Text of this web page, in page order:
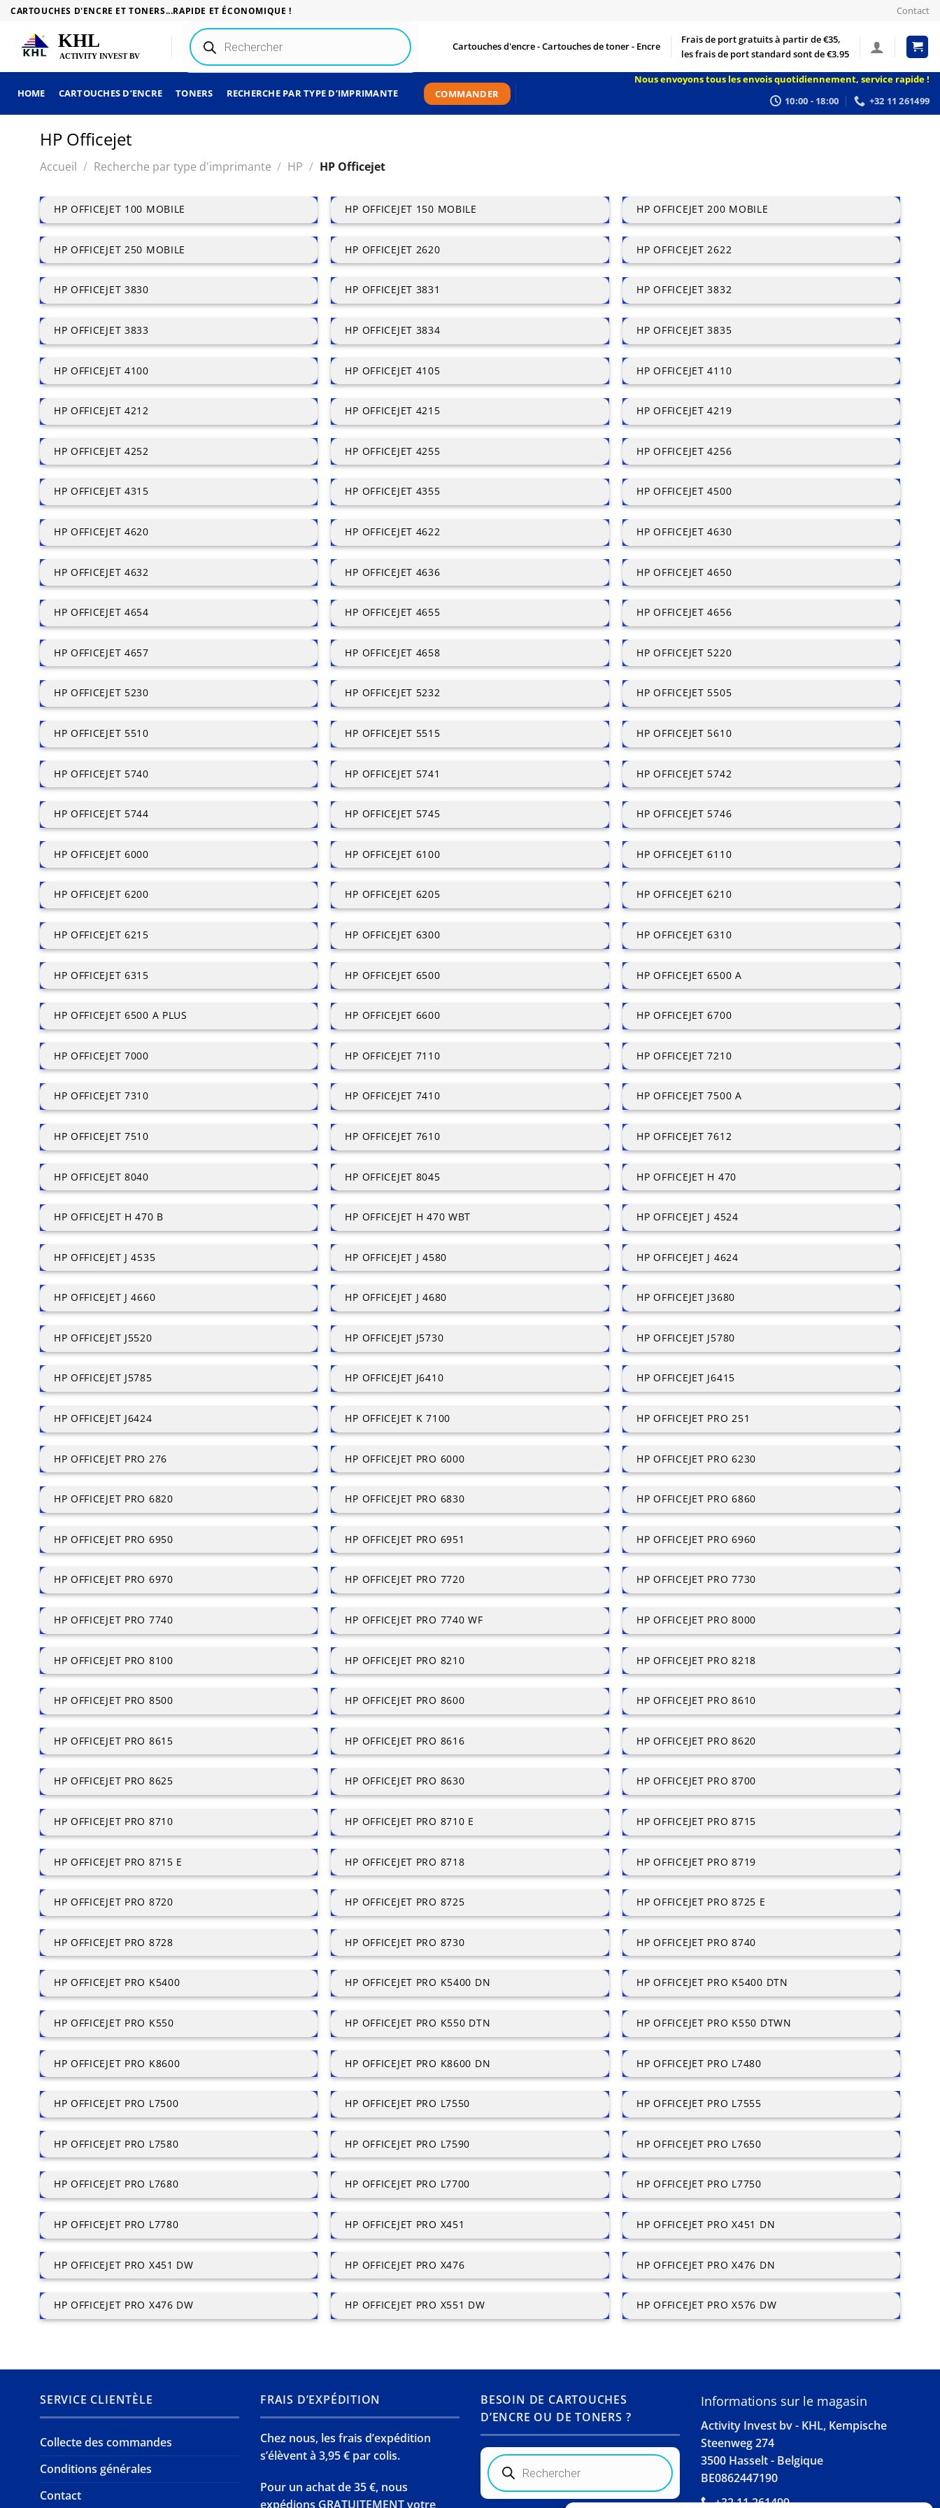
Passer
contenu
CARTOUCHES D'ENCRE ET TONERS...RAPIDE ET ÉCONOMIQUE ! Contact
Recherche
de
produits Cartouches d'encre - Cartouches de toner - Encre
Frais de port gratuits à partir de €35,
les frais de port standard sont de €3.95
HOME CARTOUCHES D’ENCRE TONERS RECHERCHE PAR TYPE D’IMPRIMANTE COMMANDER
Nous envoyons tous les envois quotidiennement, service rapide !
10:00 - 18:00
+32 11 261499
HP Officejet
Accueil / Recherche par type d'imprimante / HP / HP Officejet
HP OFFICEJET 100 MOBILE HP OFFICEJET 150 MOBILE HP OFFICEJET 200 MOBILE
HP OFFICEJET 250 MOBILE HP OFFICEJET 2620 HP OFFICEJET 2622
HP OFFICEJET 3830 HP OFFICEJET 3831 HP OFFICEJET 3832
HP OFFICEJET 3833 HP OFFICEJET 3834 HP OFFICEJET 3835
HP OFFICEJET 4100 HP OFFICEJET 4105 HP OFFICEJET 4110
HP OFFICEJET 4212 HP OFFICEJET 4215 HP OFFICEJET 4219
HP OFFICEJET 4252 HP OFFICEJET 4255 HP OFFICEJET 4256
HP OFFICEJET 4315 HP OFFICEJET 4355 HP OFFICEJET 4500
HP OFFICEJET 4620 HP OFFICEJET 4622 HP OFFICEJET 4630
HP OFFICEJET 4632 HP OFFICEJET 4636 HP OFFICEJET 4650
HP OFFICEJET 4654 HP OFFICEJET 4655 HP OFFICEJET 4656
HP OFFICEJET 4657 HP OFFICEJET 4658 HP OFFICEJET 5220
HP OFFICEJET 5230 HP OFFICEJET 5232 HP OFFICEJET 5505
HP OFFICEJET 5510 HP OFFICEJET 5515 HP OFFICEJET 5610
HP OFFICEJET 5740 HP OFFICEJET 5741 HP OFFICEJET 5742
HP OFFICEJET 5744 HP OFFICEJET 5745 HP OFFICEJET 5746
HP OFFICEJET 6000 HP OFFICEJET 6100 HP OFFICEJET 6110
HP OFFICEJET 6200 HP OFFICEJET 6205 HP OFFICEJET 6210
HP OFFICEJET 6215 HP OFFICEJET 6300 HP OFFICEJET 6310
HP OFFICEJET 6315 HP OFFICEJET 6500 HP OFFICEJET 6500 A
HP OFFICEJET 6500 A PLUS HP OFFICEJET 6600 HP OFFICEJET 6700
HP OFFICEJET 7000 HP OFFICEJET 7110 HP OFFICEJET 7210
HP OFFICEJET 7310 HP OFFICEJET 7410 HP OFFICEJET 7500 A
HP OFFICEJET 7510 HP OFFICEJET 7610 HP OFFICEJET 7612
HP OFFICEJET 8040 HP OFFICEJET 8045 HP OFFICEJET H 470
HP OFFICEJET H 470 B HP OFFICEJET H 470 WBT HP OFFICEJET J 4524
HP OFFICEJET J 4535 HP OFFICEJET J 4580 HP OFFICEJET J 4624
HP OFFICEJET J 4660 HP OFFICEJET J 4680 HP OFFICEJET J3680
HP OFFICEJET J5520 HP OFFICEJET J5730 HP OFFICEJET J5780
HP OFFICEJET J5785 HP OFFICEJET J6410 HP OFFICEJET J6415
HP OFFICEJET J6424 HP OFFICEJET K 7100 HP OFFICEJET PRO 251
HP OFFICEJET PRO 276 HP OFFICEJET PRO 6000 HP OFFICEJET PRO 6230
HP OFFICEJET PRO 6820 HP OFFICEJET PRO 6830 HP OFFICEJET PRO 6860
HP OFFICEJET PRO 6950 HP OFFICEJET PRO 6951 HP OFFICEJET PRO 6960
HP OFFICEJET PRO 6970 HP OFFICEJET PRO 7720 HP OFFICEJET PRO 7730
HP OFFICEJET PRO 7740 HP OFFICEJET PRO 7740 WF HP OFFICEJET PRO 8000
HP OFFICEJET PRO 8100 HP OFFICEJET PRO 8210 HP OFFICEJET PRO 8218
HP OFFICEJET PRO 8500 HP OFFICEJET PRO 8600 HP OFFICEJET PRO 8610
HP OFFICEJET PRO 8615 HP OFFICEJET PRO 8616 HP OFFICEJET PRO 8620
HP OFFICEJET PRO 8625 HP OFFICEJET PRO 8630 HP OFFICEJET PRO 8700
HP OFFICEJET PRO 8710 HP OFFICEJET PRO 8710 E HP OFFICEJET PRO 8715
HP OFFICEJET PRO 8715 E HP OFFICEJET PRO 8718 HP OFFICEJET PRO 8719
HP OFFICEJET PRO 8720 HP OFFICEJET PRO 8725 HP OFFICEJET PRO 8725 E
HP OFFICEJET PRO 8728 HP OFFICEJET PRO 8730 HP OFFICEJET PRO 8740
HP OFFICEJET PRO K5400 HP OFFICEJET PRO K5400 DN HP OFFICEJET PRO K5400 DTN
HP OFFICEJET PRO K550 HP OFFICEJET PRO K550 DTN HP OFFICEJET PRO K550 DTWN
HP OFFICEJET PRO K8600 HP OFFICEJET PRO K8600 DN HP OFFICEJET PRO L7480
HP OFFICEJET PRO L7500 HP OFFICEJET PRO L7550 HP OFFICEJET PRO L7555
HP OFFICEJET PRO L7580 HP OFFICEJET PRO L7590 HP OFFICEJET PRO L7650
HP OFFICEJET PRO L7680 HP OFFICEJET PRO L7700 HP OFFICEJET PRO L7750
HP OFFICEJET PRO L7780 HP OFFICEJET PRO X451 HP OFFICEJET PRO X451 DN
HP OFFICEJET PRO X451 DW HP OFFICEJET PRO X476 HP OFFICEJET PRO X476 DN
HP OFFICEJET PRO X476 DW HP OFFICEJET PRO X551 DW HP OFFICEJET PRO X576 DW
SERVICE CLIENTÈLE
Collecte des commandes
Conditions générales
Contact
FRAIS D’EXPÉDITION
Chez nous, les frais d’expédition
s’élèvent à 3,95 € par colis.
Pour un achat de 35 €, nous
expédions GRATUITEMENT votre
BESOIN DE CARTOUCHES
D’ENCRE OU DE TONERS ?
Recherche
de
produits
Informations sur le magasin
Activity Invest bv - KHL, Kempische
Steenweg 274
3500 Hasselt - Belgique
BE0862447190
+32 11 261499